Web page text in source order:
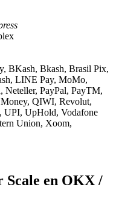
BKash, Bkash, Brasil Pix,
LINE Pay, MoMo,
PayPal, PayTM,
Money, QIWI, Revolut,
UPI, UpHold, Vodafone
Union, Xoom,
en OKX /